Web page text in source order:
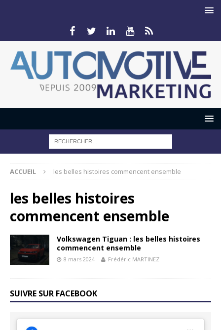
ACCUEIL les belles histoires commencent ensemble
les belles histoires
commencent ensemble
Volkswagen Tiguan : les belles histoires
commencent ensemble
8 mars 2024 Frédéric MARTINEZ
SUIVRE SUR FACEBOOK